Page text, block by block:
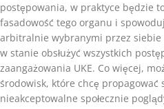
postępowania, w praktyce będzie to
fasadowość tego organu i
arbitralnie wybranymi przez
w stanie obsłużyć wszystkich
zaangażowania UKE. Co więcej,
środowisk, które chcę propagować
nieakceptowalne społecznie